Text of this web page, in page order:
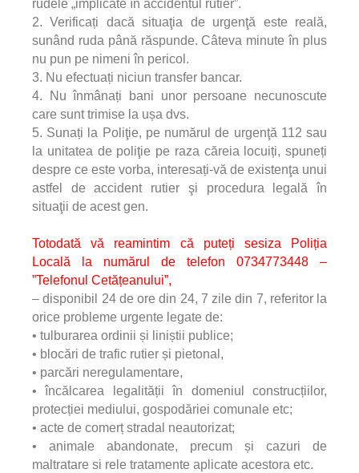
rudele „implicate în accidentul rutier”.
2. Verificați dacă situaţia de urgenţă este reală,
sunând ruda până răspunde. Câteva minute în plus
nu pun pe nimeni în pericol.
3. Nu efectuați niciun transfer bancar.
4. Nu înmânați bani unor persoane necunoscute
care sunt trimise la ușa dvs.
5. Sunați la Poliţie, pe numărul de urgenţă 112 sau
la unitatea de poliţie pe raza căreia locuiți, spuneți
despre ce este vorba, interesați-vă de existenţa unui
astfel de accident rutier şi procedura legală în
situaţii de acest gen.
Totodată vă reamintim că puteți sesiza Poliția
Locală la numărul de telefon 0734773448 –
”Telefonul Cetățeanului”,
– disponibil 24 de ore din 24, 7 zile din 7, referitor la
orice probleme urgente legate de:
• tulburarea ordinii și liniștii publice;
• blocări de trafic rutier și pietonal,
• parcări neregulamentare,
• încălcarea legalității în domeniul construcțiilor,
protecției mediului, gospodăriei comunale etc;
• acte de comerț stradal neautorizat;
• animale abandonate, precum și cazuri de
maltratare si rele tratamente aplicate acestora etc.